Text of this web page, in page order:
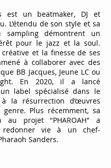
est un beatmaker, DJ et
L’étendu de son style et sa
sampling démontrent un
pour le jazz et la soul.
et la finesse de ses
à collaborer avec des
BB Jacques, Jeune LC ou
En 2020, il a lancé
un label spécialisé dans le
la résurrection d’œuvres
Plus récemment, sa
au projet "PHAROAH" a
vie à un chef-
Sanders.